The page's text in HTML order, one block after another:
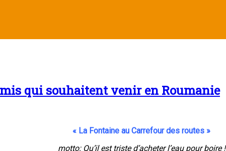
qui souhaitent venir en Roumanie
« La Fontaine au Carrefour des routes »
motto: Qu’il est triste d’acheter l’eau pour boire !